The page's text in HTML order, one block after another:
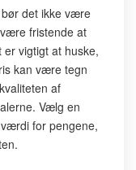
det ikke være
fristende at
vigtigt at huske,
kan være tegn
af
Vælg en
for pengene,